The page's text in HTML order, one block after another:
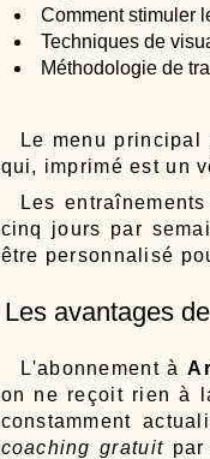
Comment stimuler
Techniques de
Méthodologie de
Le menu
qui, imprimé est un
Les
cinq jours par
être personnalisé
Les avantages
L'abonnement à
on ne reçoit rien à
constamment
coaching gratuit